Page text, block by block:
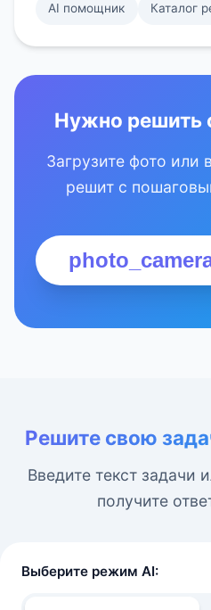
AI помощник Каталог
Нужно решить
Загрузите фото или
решит с
Решите свою
Введите текст задачи
получите
Выберите режим AI: